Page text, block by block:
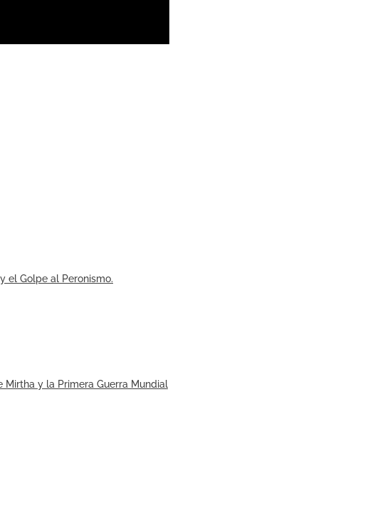
el Golpe al Peronismo.
Mirtha y la Primera Guerra Mundial